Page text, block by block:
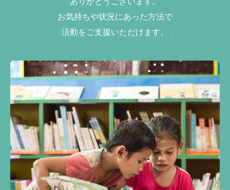
お気持ちや状況にあった方法で
活動をご支援いただけます。